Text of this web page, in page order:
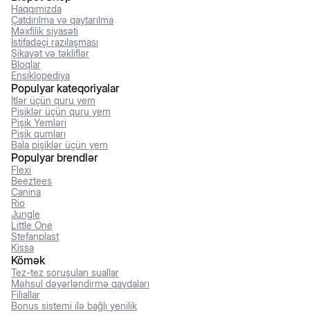
Haqqımızda
Çatdırılma və qaytarılma
Məxfilik siyasəti
İstifadəçi razılaşması
Şikayət və təkliflər
Bloqlar
Ensiklopediya
Populyar kateqoriyalar
İtlər üçün quru yem
Pişiklər üçün quru yem
Pişik Yemləri
Pişik qumları
Bala pişiklər üçün yem
Populyar brendlər
Flexi
Beeztees
Canina
Rio
Jungle
Little One
Stefanplast
Kissa
Kömək
Tez-tez soruşulan suallar
Məhsul dəyərləndirmə qaydaları
Filiallar
Bonus sistemi ilə bağlı yenilik